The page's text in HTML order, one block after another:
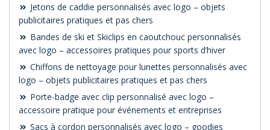
Jetons de caddie personnalisés avec logo – objets
publicitaires pratiques et pas chers
Bandes de ski et Skiclips en caoutchouc personnalisés
avec logo – accessoires pratiques pour sports d’hiver
Chiffons de nettoyage pour lunettes personnalisés avec
logo – objets publicitaires pratiques et pas chers
Porte-badge avec clip personnalisé avec logo –
accessoire pratique pour événements et entreprises
Sacs à cordon personnalisés avec logo – goodies